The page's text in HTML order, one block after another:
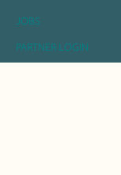
JOBS
PARTNER LOGIN